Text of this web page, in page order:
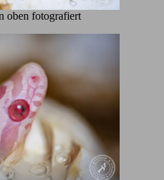
oben fotografiert